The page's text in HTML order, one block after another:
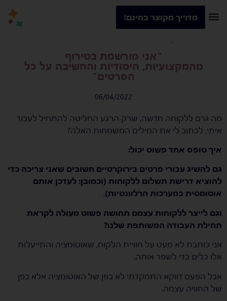
מדריך מקוצר בחינם!
"אני מורשמת בטירוף
מהמקצועיות, היסודיות והחשיבה על כל
הפרטים"
06/04/2022
מה גרם ללקוחה חדשה, שרק הרגע החליטה להתחיל לעבוד
איתי, לכתוב לי את המילים המשמחות האלה?
איך טופס אחד פשוט יכול:
גם להשיג עבורי פרטים בירוקרטיים חשובים שאני צריכה כדי
להוציא דרישת תשלום ללקוחות (וכמובן: לעדכן אותם
אוטומטית במערכות הרלוונטיות),
וגם לייצר ללקוחות עצמם תחושה פשוט מעולה לקראת
תחילת העבודה המשותפת שלנו?
אני כותבת לא מעט על חוויית הלקוח, שאוטומציה והתייעלות
אלו כלים כדי לשפר אותה,
אבל הפעם דווקא התמקדתי לא בפן של האוטומציה אלא בפן
של החוויה עצמה.